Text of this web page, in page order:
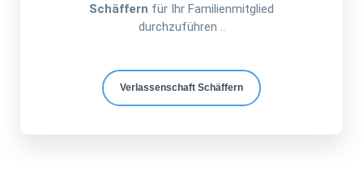
Schäffern für Ihr Familienmitglied
durchzuführen ..
Verlassenschaft Schäffern